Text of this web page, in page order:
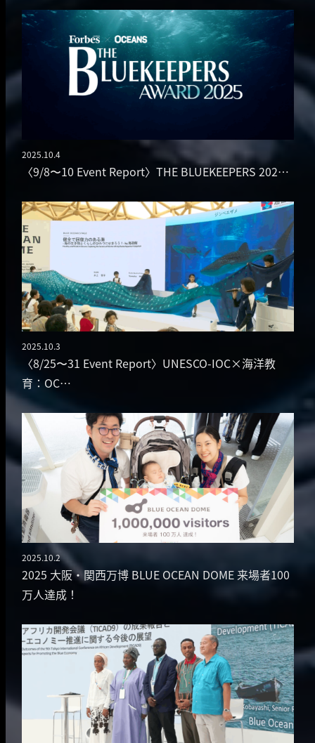
〈9/8〜10 Event Report〉THE BLUEKEEPERS 202…
投稿日
2025.10.4
〈8/25〜31 Event Report〉UNESCO-IOC×海洋教
育：OC…
投稿日
2025.10.3
2025 大阪・関西万博 BLUE OCEAN DOME 来場者100
万人達成！
投稿日
2025.10.2